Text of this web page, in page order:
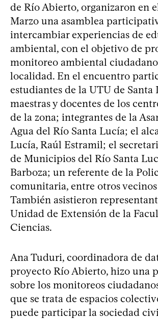
de Río Abierto, organizaron en
Marzo una asamblea
intercambiar experiencias de
ambiental, con el objetivo de
monitoreo ambiental ciudadano
localidad. En el encuentro
estudiantes de la UTU de Santa
maestras y docentes de los
de la zona; integrantes de la
Agua del Río Santa Lucía; el
Lucía, Raúl Estramil; el
de Municipios del Río Santa
Barboza; un referente de la
comunitaria, entre otros
También asistieron
Unidad de Extensión de la
Ciencias.
Ana Tuduri, coordinadora de
proyecto Río Abierto, hizo una
sobre los monitoreos
que se trata de espacios
puede participar la sociedad